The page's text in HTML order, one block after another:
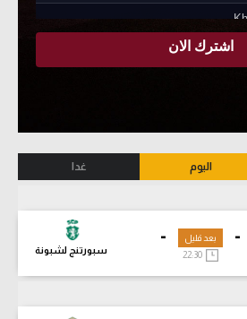
اليوم غدا
-
-
سبورتنج لشبونة
بعد قليل